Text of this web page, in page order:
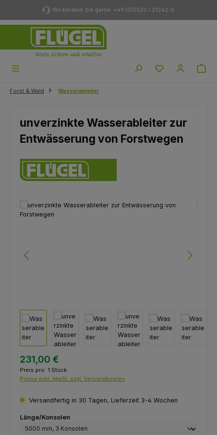
Zum Hauptinhalt springenWir beraten Sie gerne: +49 (0)5522 / 31242-0
Du hast 0
Forst & Wald Wasserableiter
unverzinkte Wasserableiter zur
Entwässerung von Forstwegen
Bildergalerie überspringen
231,00 €
Preis pro: 1 Stück
Preise exkl. MwSt. zzgl. Versandkosten
Versandfertig in 30 Tagen, Lieferzeit 3-4 Wochen
Länge/Konsolen